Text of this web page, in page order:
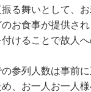
る舞いとして、お
お食事が提供さ
けることで故人
参列人数は事前
、お一人お一人